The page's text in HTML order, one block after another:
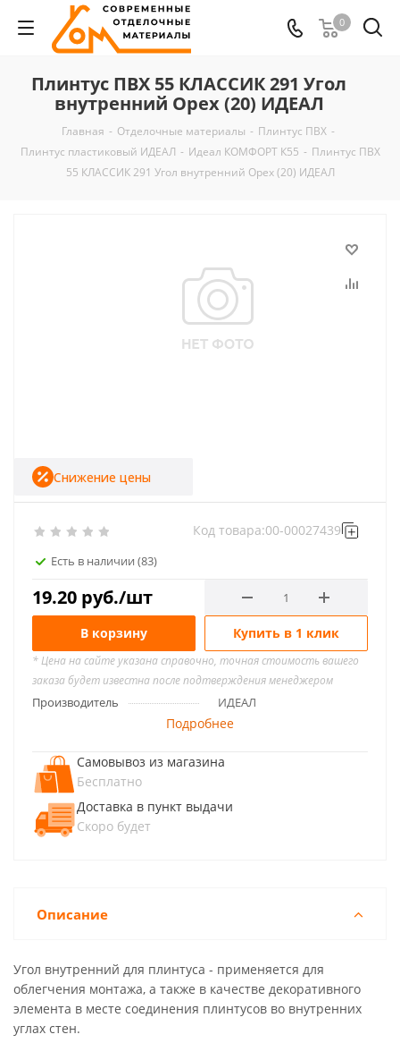
0
Плинтус ПВХ 55 КЛАССИК 291 Угол
внутренний Орех (20) ИДЕАЛ
Главная - Отделочные материалы - Плинтус ПВХ -
Плинтус пластиковый ИДЕАЛ - Идеал КОМФОРТ К55 - Плинтус ПВХ
55 КЛАССИК 291 Угол внутренний Орех (20) ИДЕАЛ
Есть в наличии (83)
Код товара:00-00027439
19.20 руб./шт
Снижение цены
В корзину Купить в 1 клик
* Цена на сайте указана справочно, точная стоимость вашего
заказа будет известна после подтверждения менеджером
Производитель ИДЕАЛ
Подробнее
Самовывоз из магазина
Бесплатно
Доставка в пункт выдачи
Скоро будет
Описание
Угол внутренний для плинтуса - применяется для
облегчения монтажа, а также в качестве декоративного
элемента в месте соединения плинтусов во внутренних
углах стен.